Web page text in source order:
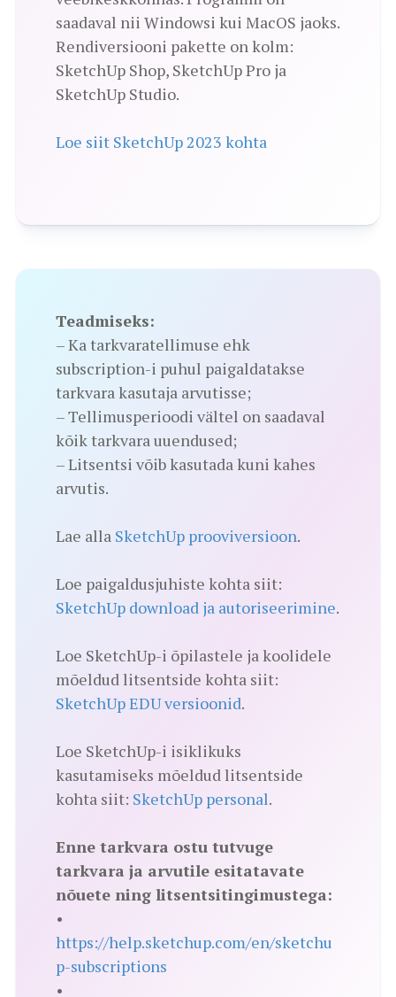
saadaval nii Windowsi kui MacOS jaoks.
Rendiversiooni pakette on kolm:
SketchUp Shop, SketchUp Pro ja
SketchUp Studio.
Loe siit SketchUp 2023 kohta
Teadmiseks:
– Ka tarkvaratellimuse ehk
subscription-i puhul paigaldatakse
tarkvara kasutaja arvutisse;
– Tellimusperioodi vältel on saadaval
kõik tarkvara uuendused;
– Litsentsi võib kasutada kuni kahes
arvutis.
Lae alla SketchUp prooviversioon.
Loe paigaldusjuhiste kohta siit:
SketchUp download ja autoriseerimine.
Loe SketchUp-i õpilastele ja koolidele
mõeldud litsentside kohta siit:
SketchUp EDU versioonid.
Loe SketchUp-i isiklikuks
kasutamiseks mõeldud litsentside
kohta siit: SketchUp personal.
Enne tarkvara ostu tutvuge
tarkvara ja arvutile esitatavate
nõuete ning litsentsitingimustega:
•
https://help.sketchup.com/en/sketchu
p-subscriptions
•